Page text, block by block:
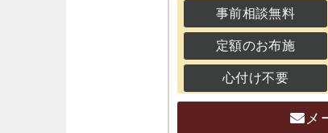
事前相談無料
定額のお布施
心付け不要
メ